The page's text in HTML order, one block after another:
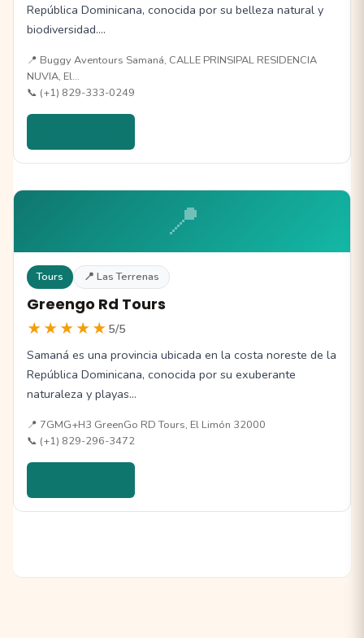
República Dominicana, conocida por su belleza natural y
biodiversidad.…
📍 Buggy Aventours Samaná, CALLE PRINSIPAL RESIDENCIA
NUVIA, El…
📞 (+1) 829-333-0249
📍
Tours 📍 Las Terrenas
Greengo Rd Tours
★★★★★ 5/5
Samaná es una provincia ubicada en la costa noreste de la
República Dominicana, conocida por su exuberante
naturaleza y playas…
📍 7GMG+H3 GreenGo RD Tours, El Limón 32000
📞 (+1) 829-296-3472